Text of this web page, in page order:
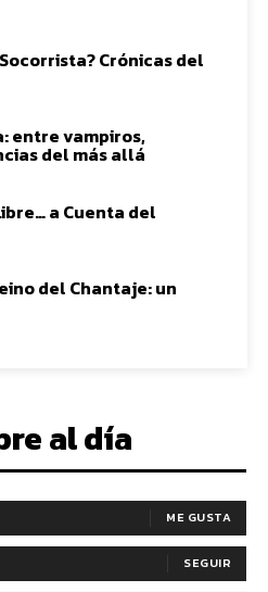
Crónicas del
entre vampiros,
del más allá
a Cuenta del
del Chantaje: un
al día
ME GUSTA
SEGUIR